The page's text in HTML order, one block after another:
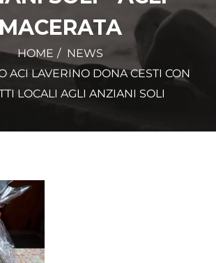
MACERATA
HOME
NEWS
ACI LAVERINO DONA CESTI CON
LOCALI AGLI ANZIANI SOLI